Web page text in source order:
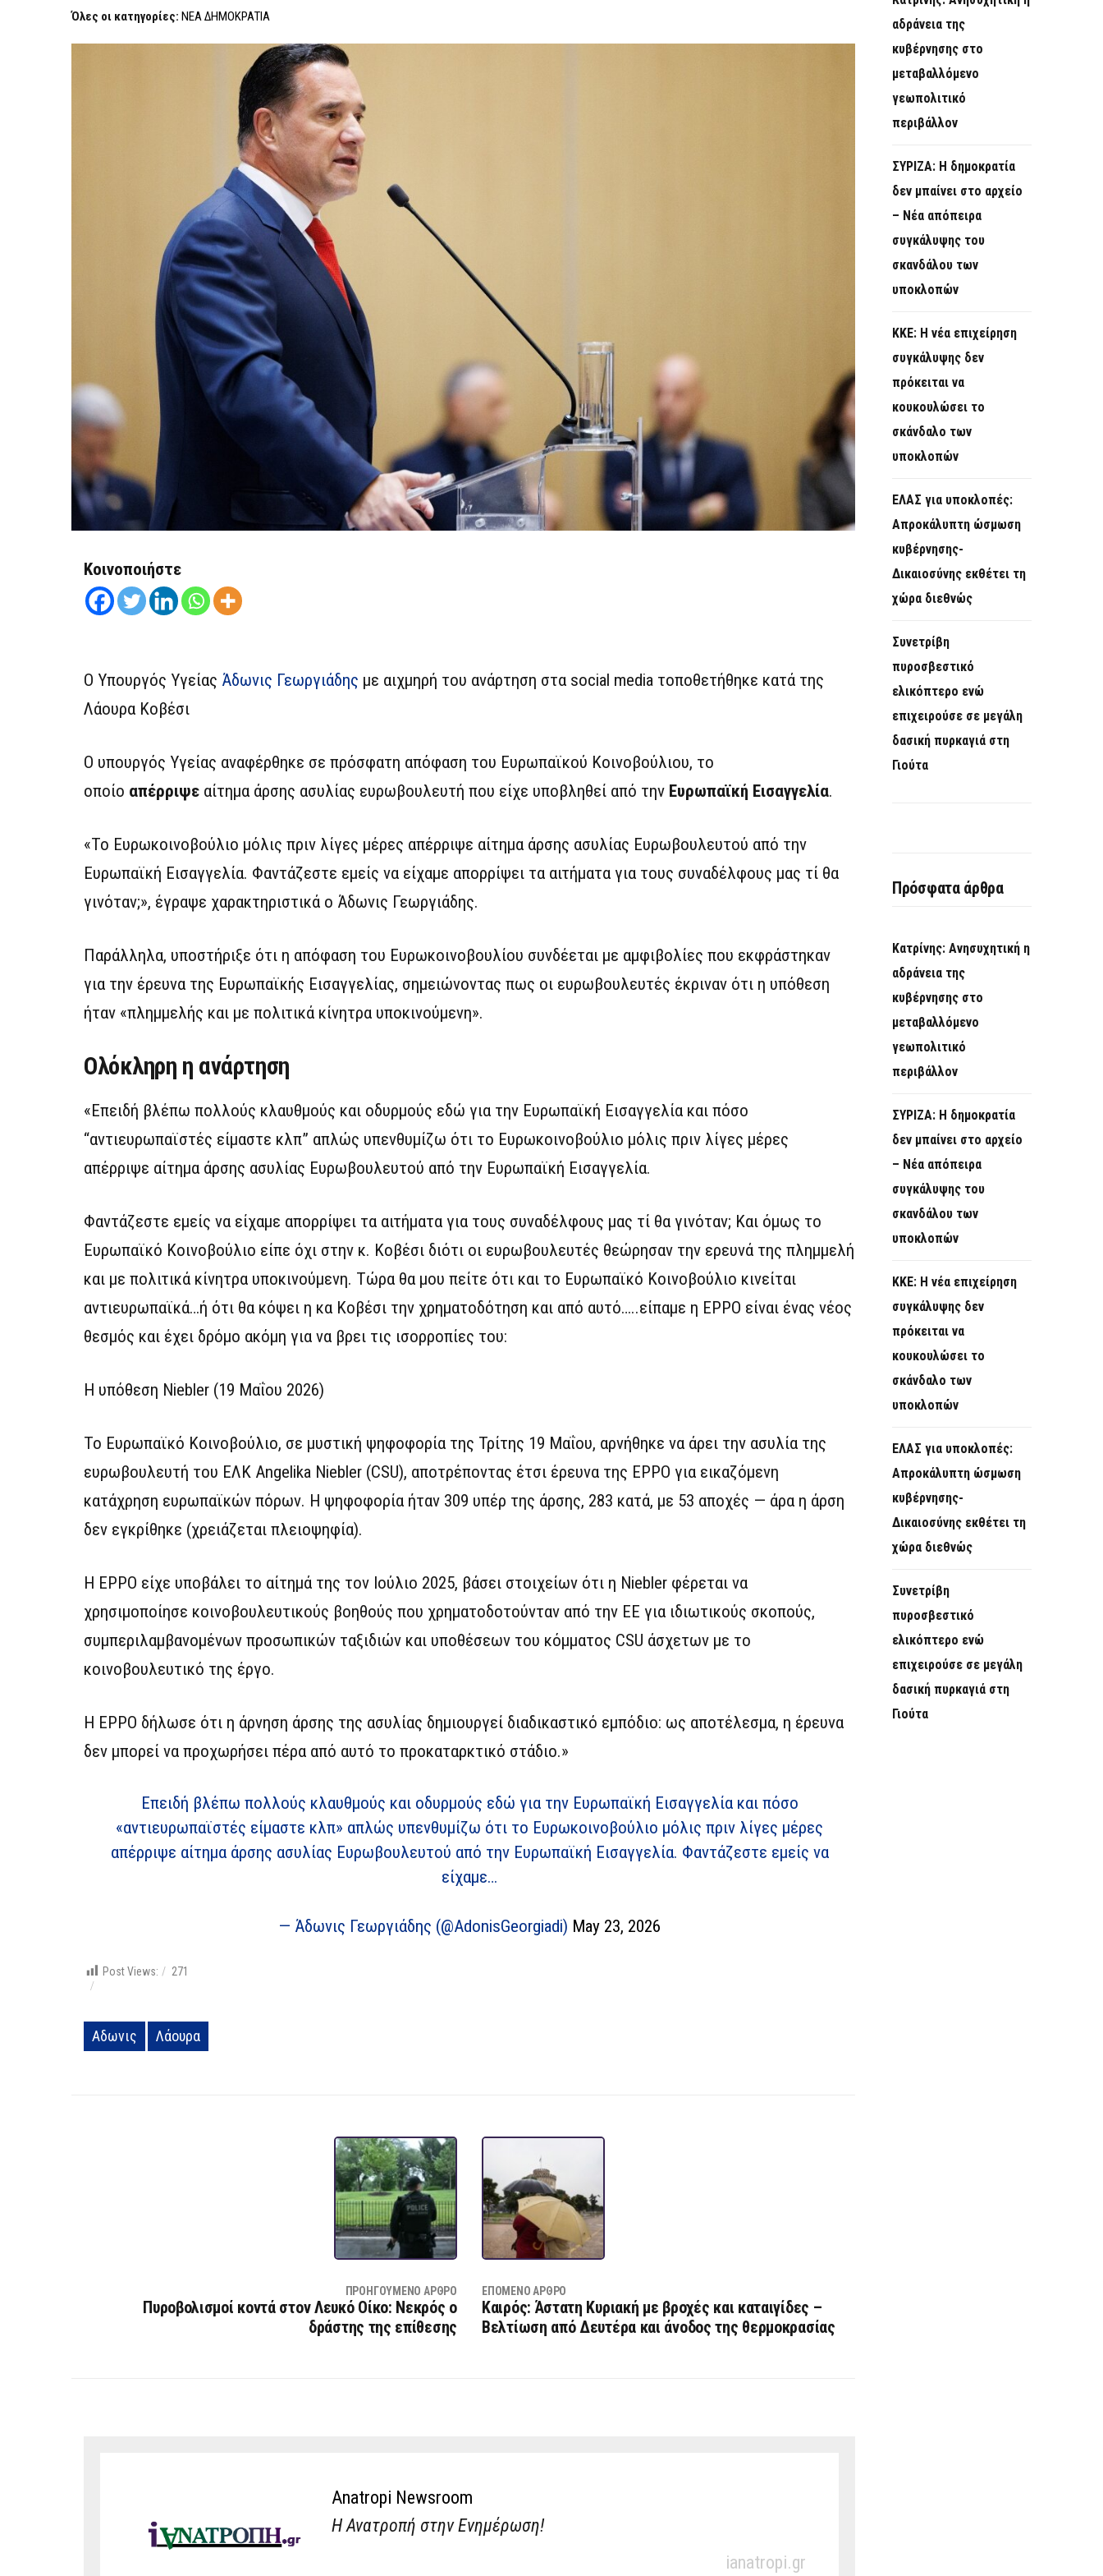
ΚΟΒΈΣΙ
Ο
Όλες οι κατηγορίες: ΝΕΑ ΔΗΜΟΚΡΑΤΙΑ
Κοινοποιήστε
Ο Υπουργός Υγείας Άδωνις Γεωργιάδης με αιχμηρή του ανάρτηση στα social media τοποθετήθηκε κατά της
Λάουρα Κοβέσι
Ο υπουργός Υγείας αναφέρθηκε σε πρόσφατη απόφαση του Ευρωπαϊκού Κοινοβούλιου, το
οποίο απέρριψε αίτημα άρσης ασυλίας ευρωβουλευτή που είχε υποβληθεί από την Ευρωπαϊκή Εισαγγελία.
«Το Ευρωκοινοβούλιο μόλις πριν λίγες μέρες απέρριψε αίτημα άρσης ασυλίας Ευρωβουλευτού από την
Ευρωπαϊκή Εισαγγελία. Φαντάζεστε εμείς να είχαμε απορρίψει τα αιτήματα για τους συναδέλφους μας τί θα
γινόταν;», έγραψε χαρακτηριστικά ο Άδωνις Γεωργιάδης.
Παράλληλα, υποστήριξε ότι η απόφαση του Ευρωκοινοβουλίου συνδέεται με αμφιβολίες που εκφράστηκαν
για την έρευνα της Ευρωπαϊκής Εισαγγελίας, σημειώνοντας πως οι ευρωβουλευτές έκριναν ότι η υπόθεση
ήταν «πλημμελής και με πολιτικά κίνητρα υποκινούμενη».
Ολόκληρη η ανάρτηση
«Επειδή βλέπω πολλούς κλαυθμούς και οδυρμούς εδώ για την Ευρωπαϊκή Εισαγγελία και πόσο
“αντιευρωπαϊστές είμαστε κλπ” απλώς υπενθυμίζω ότι το Ευρωκοινοβούλιο μόλις πριν λίγες μέρες
απέρριψε αίτημα άρσης ασυλίας Ευρωβουλευτού από την Ευρωπαϊκή Εισαγγελία.
Φαντάζεστε εμείς να είχαμε απορρίψει τα αιτήματα για τους συναδέλφους μας τί θα γινόταν; Και όμως το
Ευρωπαϊκό Κοινοβούλιο είπε όχι στην κ. Κοβέσι διότι οι ευρωβουλευτές θεώρησαν την ερευνά της πλημμελή
και με πολιτικά κίνητρα υποκινούμενη. Τώρα θα μου πείτε ότι και το Ευρωπαϊκό Κοινοβούλιο κινείται
αντιευρωπαϊκά…ή ότι θα κόψει η κα Κοβέσι την χρηματοδότηση και από αυτό…..είπαμε η EPPO είναι ένας νέος
θεσμός και έχει δρόμο ακόμη για να βρει τις ισορροπίες του:
Η υπόθεση Niebler (19 Μαΐου 2026)
Το Ευρωπαϊκό Κοινοβούλιο, σε μυστική ψηφοφορία της Τρίτης 19 Μαΐου, αρνήθηκε να άρει την ασυλία της
ευρωβουλευτή του ΕΛΚ Angelika Niebler (CSU), αποτρέποντας έτσι έρευνα της EPPO για εικαζόμενη
κατάχρηση ευρωπαϊκών πόρων. Η ψηφοφορία ήταν 309 υπέρ της άρσης, 283 κατά, με 53 αποχές — άρα η άρση
δεν εγκρίθηκε (χρειάζεται πλειοψηφία).
Η EPPO είχε υποβάλει το αίτημά της τον Ιούλιο 2025, βάσει στοιχείων ότι η Niebler φέρεται να
χρησιμοποίησε κοινοβουλευτικούς βοηθούς που χρηματοδοτούνταν από την ΕΕ για ιδιωτικούς σκοπούς,
συμπεριλαμβανομένων προσωπικών ταξιδιών και υποθέσεων του κόμματος CSU άσχετων με το
κοινοβουλευτικό της έργο.
Η EPPO δήλωσε ότι η άρνηση άρσης της ασυλίας δημιουργεί διαδικαστικό εμπόδιο: ως αποτέλεσμα, η έρευνα
δεν μπορεί να προχωρήσει πέρα από αυτό το προκαταρκτικό στάδιο.»
Επειδή βλέπω πολλούς κλαυθμούς και οδυρμούς εδώ για την Ευρωπαϊκή Εισαγγελία και πόσο
«αντιευρωπαϊστές είμαστε κλπ» απλώς υπενθυμίζω ότι το Ευρωκοινοβούλιο μόλις πριν λίγες μέρες
απέρριψε αίτημα άρσης ασυλίας Ευρωβουλευτού από την Ευρωπαϊκή Εισαγγελία. Φαντάζεστε εμείς να
είχαμε…
— Άδωνις Γεωργιάδης (@AdonisGeorgiadi) May 23, 2026
Post Views: 271
Αδωνις Λάουρα
ΠΡΟΗΓΟΎΜΕΝΟ ΆΡΘΡΟ
Πυροβολισμοί κοντά στον Λευκό Οίκο: Νεκρός ο
δράστης της επίθεσης
ΕΠΌΜΕΝΟ ΆΡΘΡΟ
Καιρός: Άστατη Κυριακή με βροχές και καταιγίδες –
Βελτίωση από Δευτέρα και άνοδος της θερμοκρασίας
Anatropi Newsroom
Η Ανατροπή στην Ενημέρωση!
ianatropi.gr
αδράνεια της
κυβέρνησης στο
μεταβαλλόμενο
γεωπολιτικό
περιβάλλον
ΣΥΡΙΖΑ: Η δημοκρατία
δεν μπαίνει στο αρχείο
– Νέα απόπειρα
συγκάλυψης του
σκανδάλου των
υποκλοπών
KKE: Η νέα επιχείρηση
συγκάλυψης δεν
πρόκειται να
κουκουλώσει το
σκάνδαλο των
υποκλοπών
ΕΛΑΣ για υποκλοπές:
Απροκάλυπτη ώσμωση
κυβέρνησης-
Δικαιοσύνης εκθέτει τη
χώρα διεθνώς
Συνετρίβη
πυροσβεστικό
ελικόπτερο ενώ
επιχειρούσε σε μεγάλη
δασική πυρκαγιά στη
Γιούτα
Πρόσφατα άρθρα
Κατρίνης: Ανησυχητική η
αδράνεια της
κυβέρνησης στο
μεταβαλλόμενο
γεωπολιτικό
περιβάλλον
ΣΥΡΙΖΑ: Η δημοκρατία
δεν μπαίνει στο αρχείο
– Νέα απόπειρα
συγκάλυψης του
σκανδάλου των
υποκλοπών
KKE: Η νέα επιχείρηση
συγκάλυψης δεν
πρόκειται να
κουκουλώσει το
σκάνδαλο των
υποκλοπών
ΕΛΑΣ για υποκλοπές:
Απροκάλυπτη ώσμωση
κυβέρνησης-
Δικαιοσύνης εκθέτει τη
χώρα διεθνώς
Συνετρίβη
πυροσβεστικό
ελικόπτερο ενώ
επιχειρούσε σε μεγάλη
δασική πυρκαγιά στη
Γιούτα